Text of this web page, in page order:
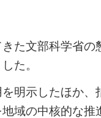
た文部科学省の
た。
明示したほか、
域の中核的な推